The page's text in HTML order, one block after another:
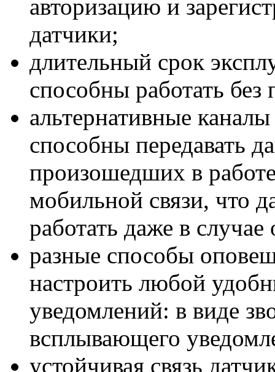
авторизацию и
датчики;
длительный срок
способны работать
альтернативные
способны передавать
произошедших в
мобильной связи, что
работать даже в
разные способы
настроить любой
уведомлений: в виде
всплывающего
устойчивая связь